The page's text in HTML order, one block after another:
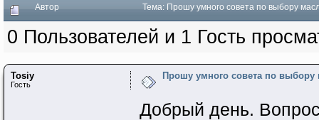
Автор Тема: Прошу умного совета по выбору
0 Пользователей и 1 Гость
Tosiy
Гость
Прошу умного совета по выбору
Добрый день.